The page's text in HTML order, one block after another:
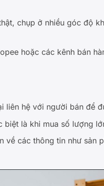
chụp ở nhiều góc độ
hoặc các kênh bán
liên hệ với người bán để
là khi mua số lượng
các thông tin như sản